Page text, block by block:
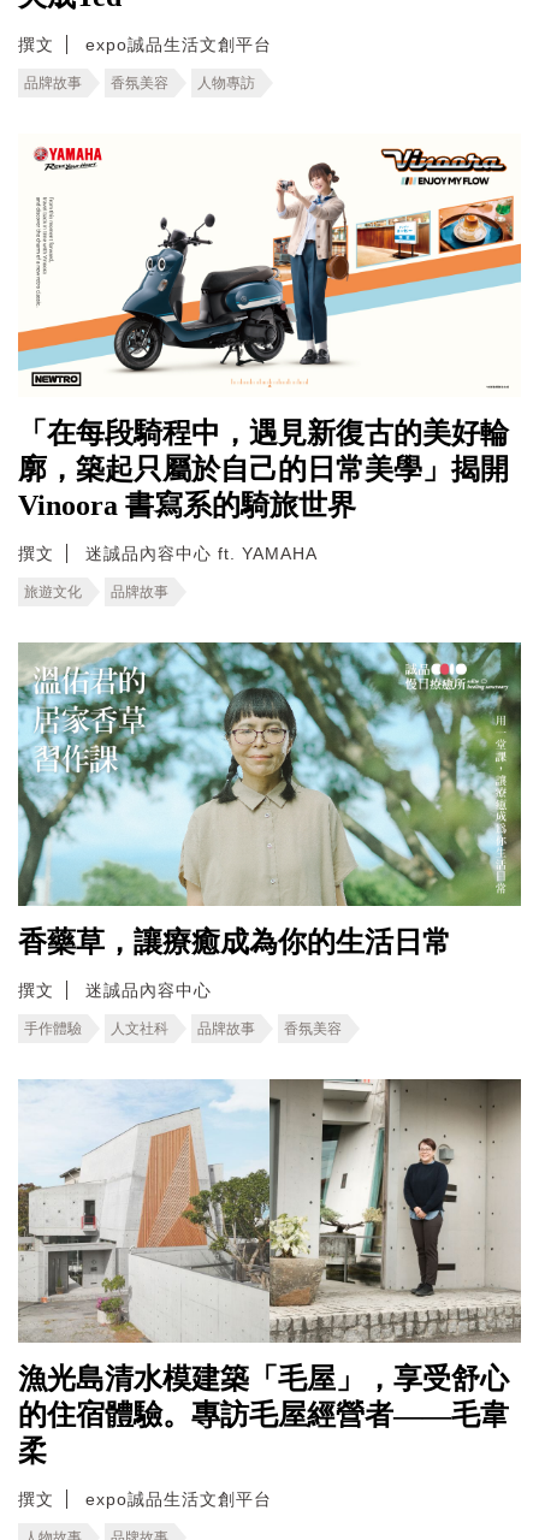
撰文 expo誠品生活文創平台
品牌故事 香氛美容 人物專訪
「在每段騎程中，遇見新復古的美好輪
廓，築起只屬於自己的日常美學」揭開
Vinoora 書寫系的騎旅世界
撰文 迷誠品內容中心 ft. YAMAHA
旅遊文化 品牌故事
香藥草，讓療癒成為你的生活日常
撰文 迷誠品內容中心
手作體驗 人文社科 品牌故事 香氛美容
漁光島清水模建築「毛屋」，享受舒心
的住宿體驗。專訪毛屋經營者——毛韋
柔
撰文 expo誠品生活文創平台